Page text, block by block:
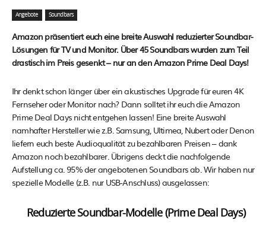
Angebote Soundbars
Amazon präsentiert euch eine breite Auswahl reduzierter Soundbar-
Lösungen für TV und Monitor. Über 45 Soundbars wurden zum Teil
drastisch im Preis gesenkt – nur an den Amazon Prime Deal Days!
Ihr denkt schon länger über ein akustisches Upgrade für euren 4K
Fernseher oder Monitor nach? Dann solltet ihr euch die Amazon
Prime Deal Days nicht entgehen lassen! Eine breite Auswahl
namhafter Hersteller wie z.B. Samsung, Ultimea, Nubert oder Denon
liefern euch beste Audioqualität zu bezahlbaren Preisen – dank
Amazon noch bezahlbarer. Übrigens deckt die nachfolgende
Aufstellung ca. 95% der angebotenen Soundbars ab. Wir haben nur
spezielle Modelle (z.B. nur USB-Anschluss) ausgelassen:
Reduzierte Soundbar-Modelle (Prime Deal Days)